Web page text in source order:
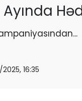
2025, 16:35